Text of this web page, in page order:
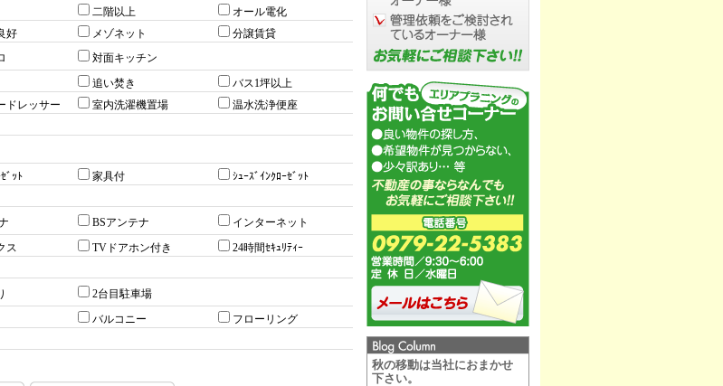
秋の移動は当社におまかせ
下さい。
二階以上
オール電化
好 メゾネット 分譲賃貸
対面キッチン
追い焚き
バス1坪以上
ドレッサー 室内洗濯機置場
温水洗浄便座
ﾞｯﾄ 家具付
ｼｭｰｽﾞｲﾝｸﾛｰｾﾞｯﾄ
BSアンテナ インターネット
ス TVドアホン付き
24時間ｾｷｭﾘﾃｨｰ
2台目駐車場
バルコニー
フローリング